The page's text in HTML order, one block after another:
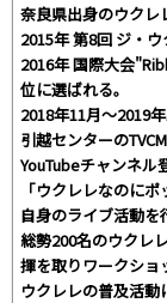
奈良県出身のウクレ
2015年 第8回 ジ・
2016年 国際大会
位に選ばれる。
2018年11月～2019
引越センターの
YouTubeチャンネル
「ウクレレなのに
自身のライブ活動を
総勢200名のウクレ
揮を取りワークショ
ウクレレの普及活動